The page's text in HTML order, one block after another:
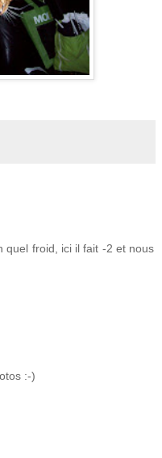
quel froid, ici il fait -2 et nous
:-)